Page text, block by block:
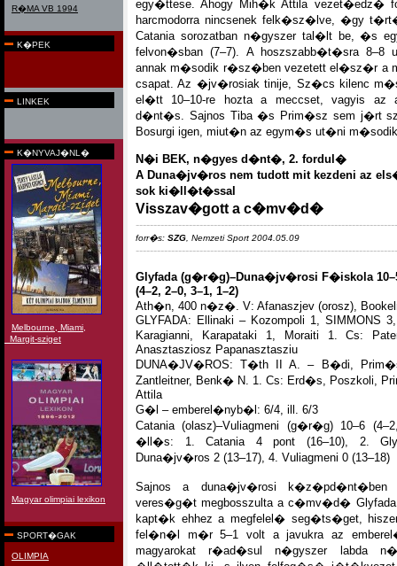
egy�ttese. Ahogy Mih�k Attila vezet�edz�
harcmodorra nincsenek felk�sz�lve, �gy
Catania sorozatban n�gyszer tal�lt be, �s
felvon�sban (7–7). A hoszszabb�t�sra
annak m�sodik r�sz�ben vezetett el�sz�r a
csapat. Az �jv�rosiak tinije, Sz�cs kilenc
el�tt 10–10-re hozta a meccset, vagyis az
d�nt�s. Sajnos Tiba �s Prim�sz sem j�rt
Bosurgi igen, miut�n az egym�s ut�ni
N�i BEK, n�gyes d�nt�, 2. fordul�
A Duna�jv�ros nem tudott mit kezdeni az
sok ki�ll�t�ssal
Visszav�gott a c�mv�d�
forr�s: SZG , Nemzeti Sport 2004.05.09
Glyfada (g�r�g)–Duna�jv�rosi F�iskola
(4–2, 2–0, 3–1, 1–2)
Ath�n, 400 n�z�. V: Afanaszjev (orosz),
GLYFADA: Ellinaki – Kozompoli 1, SIMMONS
Karagianni, Karapataki 1, Moraiti 1. Cs:
Anasztasziosz Papanasztasziu
DUNA�JV�ROS: T�th II A. – B�di,
Zantleitner, Benk� N. 1. Cs: Erd�s, Poszkoli,
Attila
G�l – emberel�nyb�l: 6/4, ill. 6/3
Catania (olasz)–Vuliagmeni (g�r�g) 10–6
�ll�s: 1. Catania 4 pont (16–10), 2.
Duna�jv�ros 2 (13–17), 4. Vuliagmeni 0 (13–18)
Sajnos a duna�jv�rosi k�z�pd�nt�ben
veres�g�t megbosszulta a c�mv�d�
kapt�k ehhez a megfelel� seg�ts�get,
fel�n�l m�r 5–1 volt a javukra az
magyarokat r�ad�sul n�gyszer labda
R�MA VB 1994
K�PEK
LINKEK
K�NYVAJ�NL�
Melbourne, Miami,
Margit-sziget
Magyar olimpiai lexikon
SPORT�GAK
OLIMPIA